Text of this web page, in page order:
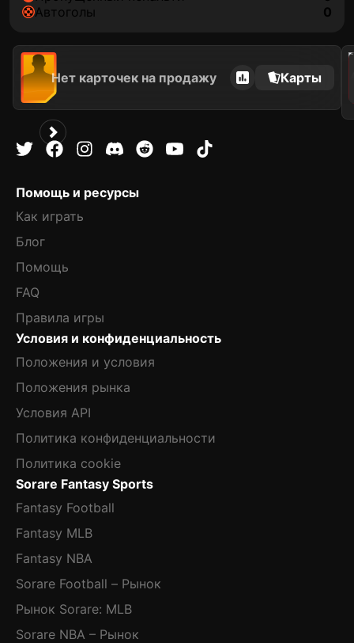
автоголы
0
Нет карточек на продажу Карты
2022
Помощь и ресурсы
Как играть
Блог
Помощь
FAQ
Правила игры
Условия и конфиденциальность
Положения и условия
Положения рынка
Условия API
Политика конфиденциальности
Политика cookie
Sorare Fantasy Sports
Fantasy Football
Fantasy MLB
Fantasy NBA
Sorare Football – Рынок
Рынок Sorare: MLB
Sorare NBA – Рынок